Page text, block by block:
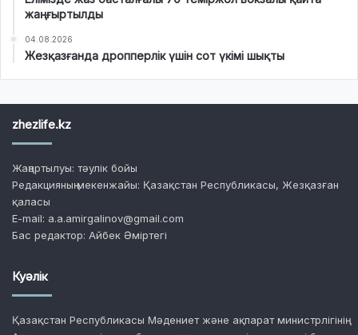
жаңғыртылды
04.08.2026
Жезқазғанда дропперлік үшін сот үкімі шықты
zhezlife.kz
Жаңартылуы: тәулік бойы
Редакцияның мекенжайы: Қазақстан Республикасы, Жезқазған
қаласы
E-mail: a.a.amirgalinov@gmail.com
Бас редактор: Айбек Әміртегі
Куәлік
Қазақстан Республикасы Мәдениет және ақпарат министрлігінің